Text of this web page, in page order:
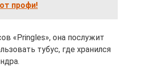
профи!
«Pringles», она послужит
тубус, где хранился